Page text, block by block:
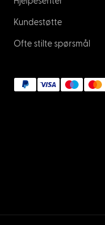
Kundestøtte
Ofte stilte spørsmål